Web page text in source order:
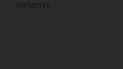
NIEMEYER